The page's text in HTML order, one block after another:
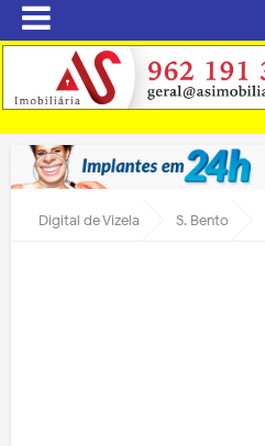
Digital de Vizela S. Bento